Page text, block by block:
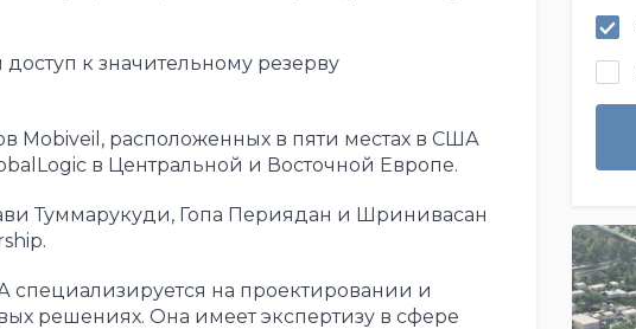
к значительному резерву
Mobiveil, расположенных в пяти местах в США
в Центральной и Восточной Европе.
Туммарукуди, Гопа Периядан и Шринивасан
на проектировании и
решениях. Она имеет экспертизу в сфере